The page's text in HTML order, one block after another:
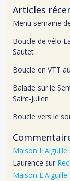
Articles
Menu semaine
Boucle de vélo
Sautet
Boucle en VTT
Balade sur le
Saint-Julien
Boucle vers le
Maison L'Aiguille
Laurence sur
Maison L'Aiguille